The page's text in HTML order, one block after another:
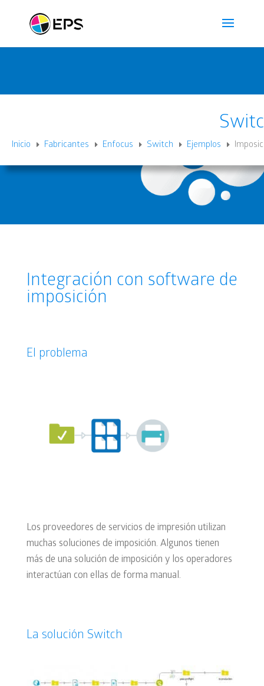
Inicio E Fabricantes E Enfocus E Switch E Ejemplos E
Integración con software de
imposición
El problema
Los proveedores de servicios de impresión utilizan
muchas soluciones de imposición. Algunos tienen
más de una solución de imposición y los operadores
interactúan con ellas de forma manual.
La solución Switch